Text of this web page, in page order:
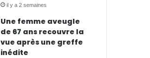
il y a 2 semaines
Une femme aveugle
de 67 ans recouvre la
vue après une greffe
inédite